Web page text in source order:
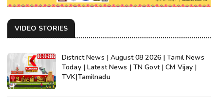
VIDEO STORIES
District News | August 08 2026 | Tamil News
Today | Latest News | TN Govt | CM Vijay |
TVK|Tamilnadu